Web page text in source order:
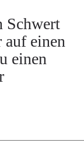
Schwert
auf einen
einen